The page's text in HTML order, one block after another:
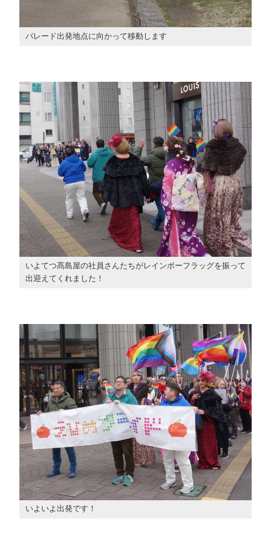
パレード出発地点に向かって移動します
いよてつ髙島屋の社員さんたちがレインボーフラッグを振って
出迎えてくれました！
いよいよ出発です！